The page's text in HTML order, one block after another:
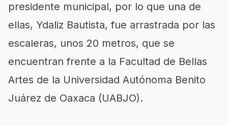
presidente municipal, por lo que una de
ellas, Ydaliz Bautista, fue arrastrada por las
escaleras, unos 20 metros, que se
encuentran frente a la Facultad de Bellas
Artes de la Universidad Autónoma Benito
Juárez de Oaxaca (UABJO).